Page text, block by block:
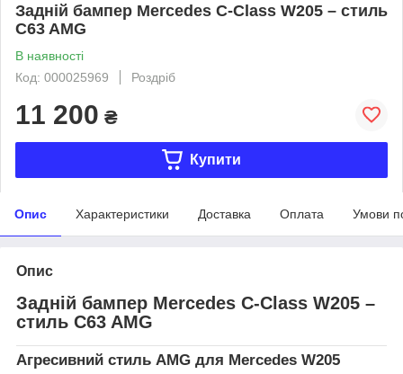
Задній бампер Mercedes C-Class W205 – стиль
C63 AMG
В наявності
Код: 000025969
Роздріб
11 200 ₴
Купити
Опис Характеристики Доставка Оплата Умови
Опис
Задній бампер Mercedes C-Class W205 –
стиль C63 AMG
Агресивний стиль AMG для Mercedes W205